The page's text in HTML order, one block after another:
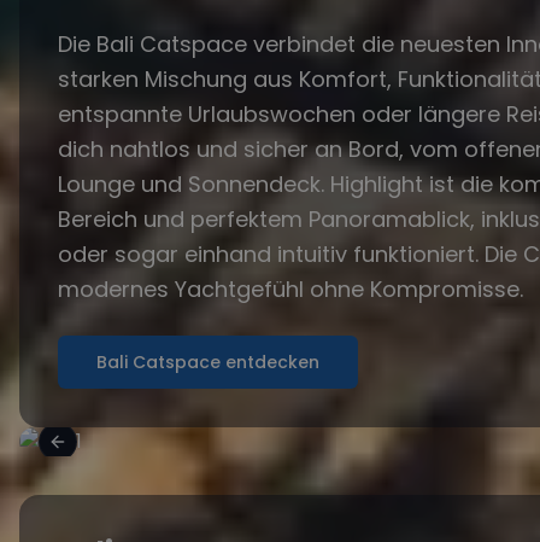
Die Bali Catspace verbindet die neuesten
starken Mischung aus Komfort,
entspannte Urlaubswochen oder längere
dich nahtlos und sicher an Bord, vom
Lounge und Sonnendeck. Highlight ist die
Bereich und perfektem Panoramablick,
oder sogar einhand intuitiv funktioniert. Die
modernes Yachtgefühl ohne Kompromisse.
Bali Catspace entdecken